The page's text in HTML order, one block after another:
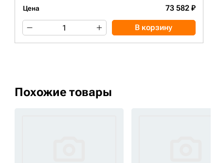
Цена 73 582 ₽
В корзину
Похожие товары